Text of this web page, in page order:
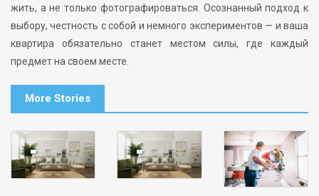
жить, а не только фотографироваться. Осознанный подход к
выбору, честность с собой и немного экспериментов — и ваша
квартира обязательно станет местом силы, где каждый
предмет на своем месте.
More Stories